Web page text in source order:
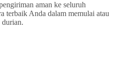
aman ke seluruh
terbaik Anda dalam memulai atau
durian.